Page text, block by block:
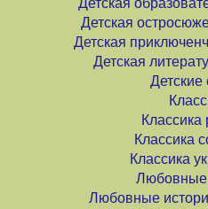
Детская
Детская
Детская
Детская
Детские
Классика
Классика
Классика
Любовные